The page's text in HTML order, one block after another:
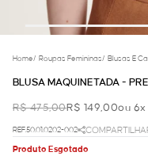
Home/ Roupas Femininas/ Blusas E
BLUSA MAQUINETADA -
R$ 475,00R$ 149,00ou 6x
REF.50.01.0202-002
Produto Esgotado